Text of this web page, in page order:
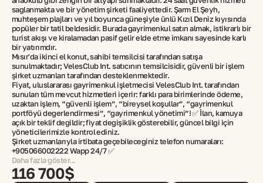
sağlanmakta ve bir yönetim şirketi faaliyettedir. Şarm El Şeyh,
muhteşem plajları ve yıl boyunca güneşiyle ünlü Kızıl Deniz kıyısında
popüler bir tatil beldesidir. Burada gayrimenkul satın almak, istikrarlı bir
turist akışı ve kiralamadan pasif gelir elde etme imkanı sayesinde karlı
bir yatırımdır.
Mısır'da ikinci el konut, sahibi temsilcisi tarafından satışa
sunulmaktadır; VelesClub Int. satıcının temsilcisidir, güvenli bir işlem
şirket uzmanları tarafından desteklenmektedir.
Fiyat, uluslararası gayrimenkul işletmecisi VelesClub Int. tarafından
sunulan tüm mevcut hizmetleri içerir: farklı para birimlerinde ödeme,
uzaktan işlem, “güvenli işlem”, “bireysel koşullar”, “gayrimenkul
portföyü değerlendirmesi”, “gayrimenkul yönetimi”! ✅ İlan, kamuya
açık bir teklif değildir; fiyat değişiklik gösterebilir, güncel bilgi için
yöneticilerimizle kontrol ediniz.
Şirket uzmanlarıyla irtibata geçebileceğiniz telefon numaraları:
+905066002222 Wapp 24/7 ✅
Daha fazla göster...
116 700$